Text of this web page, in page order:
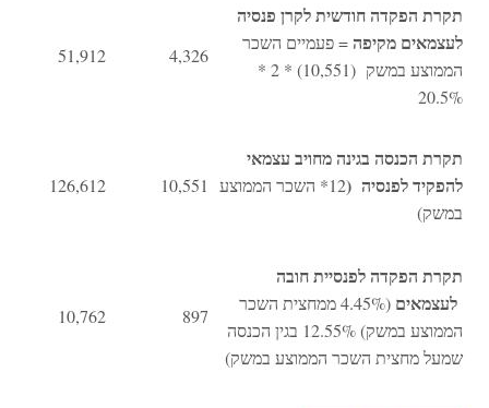
תקרת הפקדה חודשית לקרן פנסיה
לעצמאים מקיפה= פעמיים השכר
הממוצע במשק (10,551) * 2 *
20.5%
4,326
51,912
תקרת הכנסה בגינה מחויב עצמאי
להפקידלפנסיה (
12* השכר הממוצע
במשק)
10,551
126,612
תקרת הפקדה לפנסיית חובה
לעצמאים
(4.45% ממחצית השכר
הממוצע במשק) 12.55% בגין הכנסה
שמעל מחצית השכר הממוצע במשק)
897
10,762